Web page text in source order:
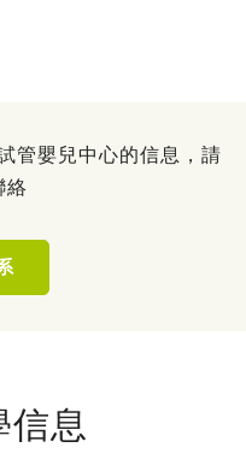
管嬰兒中心的信息，請
絡
信息